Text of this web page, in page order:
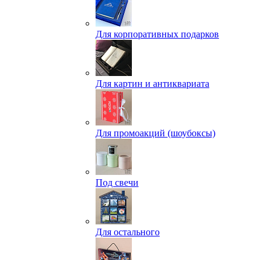
Для корпоративных подарков
Для картин и антиквариата
Для промоакций (шоубоксы)
Под свечи
Для остального